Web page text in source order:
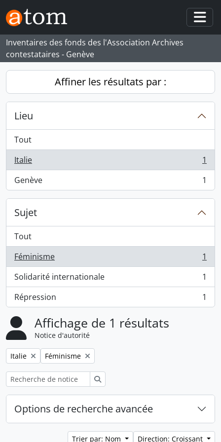
Skip to main content
Inventaires des fonds des l'Association Archives
contestataires - Genève
Affiner les résultats par :
Lieu
Tout
Italie
, 1 résultats
1
Genève
, 1 résultats 1
Sujet
Tout
Féminisme
, 1 résultats
1
Solidarité internationale
, 1 résultats
1
Répression
, 1 résultats 1
Affichage de 1 résultats
Notice d'autorité
Remove filter:
Italie Remove filter:
Féminisme
Options de recherche avancée
Trier par: Nom Direction: Croissant